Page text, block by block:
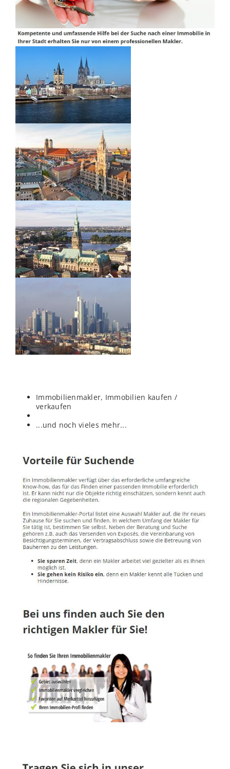
Immobilienmakler, Immobilien kaufen /
verkaufen
...und noch vieles mehr...